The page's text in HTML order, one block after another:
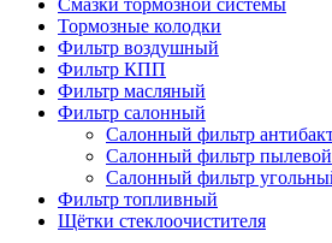
Тормозные колодки
Фильтр воздушный
Фильтр КПП
Фильтр масляный
Фильтр салонный
Салонный фильтр
Салонный фильтр пылевой
Салонный фильтр
Фильтр топливный
Щётки стеклоочистителя